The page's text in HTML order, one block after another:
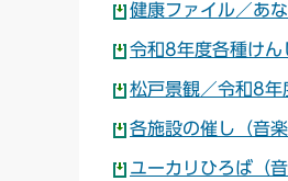
健康ファイル／あ
令和8年度各種けん
松戸景観／令和8年
各施設の催し（音
ユーカリひろば（